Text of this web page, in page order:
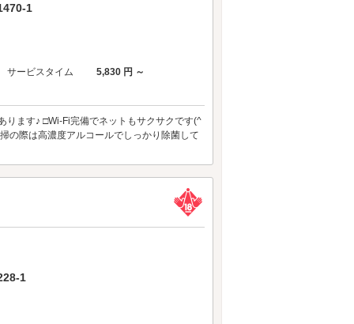
1
サービスタイム 5,830 円 ～
ります♪ □Wi-Fi完備でネットもサクサクです(^
の際は高濃度アルコールでしっかり除菌して
1